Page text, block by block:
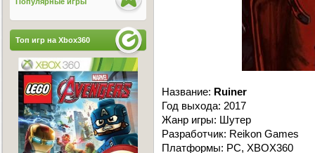
Название: Ruiner
Год выхода: 2017
Жанр игры: Шутер
Разработчик: Reikon Games
Платформы: PC, XBOX360
Топ игр на Xbox360